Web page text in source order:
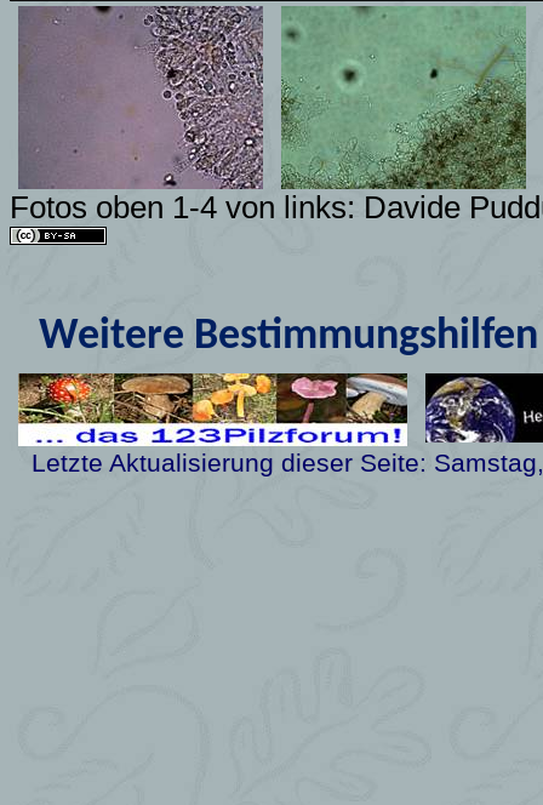
Fotos oben 1-4 von links: Davide
Weitere
Letzte Aktualisierung dieser Seite: